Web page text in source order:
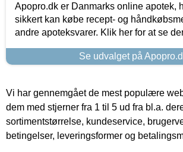
Apopro.dk er Danmarks online apotek,
sikkert kan købe recept- og
andre apoteksvarer. Klik her for at se
Se udvalget på
Vi har gennemgået de mest populære
dem med stjerner fra 1 til 5 ud fra bl.a.
sortimentstørrelse, kundeservice,
betingelser, leveringsformer og